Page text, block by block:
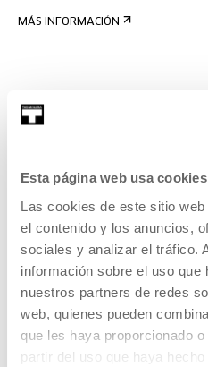
Esta página web usa cookies
Las cookies de este sitio
el contenido y los anuncios,
sociales y analizar el tráfico.
información sobre el uso que
nuestros partners de redes
web, quienes pueden
que les haya proporcionado
partir del uso que haya
MÁS INFORMACIÓN
Juan Serrano
múl...
MÁS INFORMACIÓN
Pertenece a
Geltokia